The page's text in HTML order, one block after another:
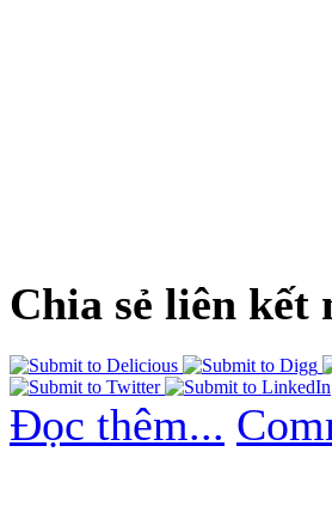
Chia sẻ liên kết
Đọc thêm...